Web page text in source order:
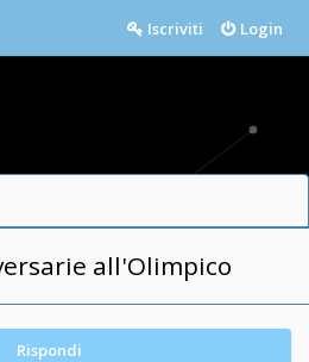
Login
Iscriviti
all'Olimpico
Rispondi